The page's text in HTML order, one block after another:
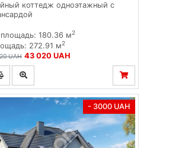
коттедж одноэтажный с
площадь: 180.36 м2
272.91 м2
UAH 43 020 UAH
- 3000 UAH